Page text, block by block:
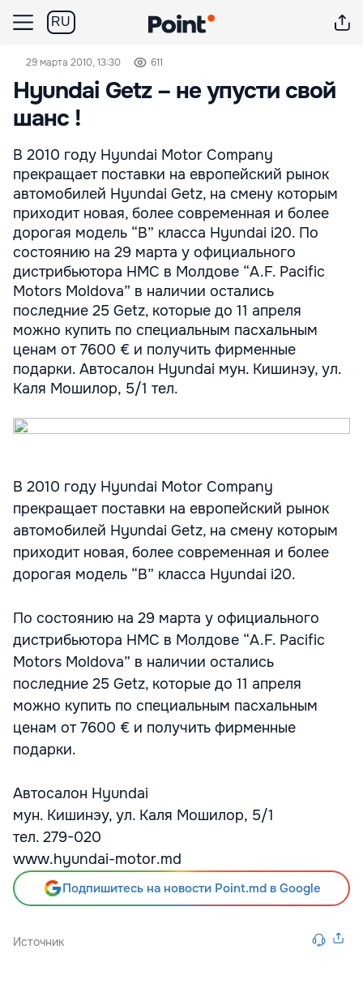
RU
29 марта 2010, 13:30 611
Hyundai Getz – не упусти свой
шанс !
В 2010 году Hyundai Motor Company
прекращает поставки на европейский рынок
автомобилей Hyundai Getz, на смену которым
приходит новая, более современная и более
дорогая модель “B” класса Hyundai i20. По
состоянию на 29 марта у официального
дистрибьютора HMC в Молдове “A.F. Pacific
Motors Moldova” в наличии остались
последние 25 Getz, которые до 11 апреля
можно купить по специальным пасхальным
ценам от 7600 € и получить фирменные
подарки. Автосалон Hyundai мун. Кишинэу, ул.
Каля Мошилор, 5/1 тел.
В 2010 году Hyundai Motor Company
прекращает поставки на европейский рынок
автомобилей Hyundai Getz, на смену которым
приходит новая, более современная и более
дорогая модель “B” класса Hyundai i20.
По состоянию на 29 марта у официального
дистрибьютора HMC в Молдове “A.F. Pacific
Motors Moldova” в наличии остались
последние 25 Getz, которые до 11 апреля
можно купить по специальным пасхальным
ценам от 7600 € и получить фирменные
подарки.
Автосалон Hyundai
мун. Кишинэу, ул. Каля Мошилор, 5/1
тел. 279-020
www.hyundai-motor.md
Подпишитесь на новости Point.md в Google
Источник